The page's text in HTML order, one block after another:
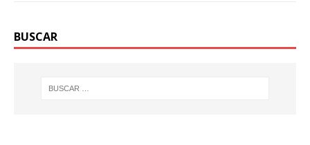
BUSCAR